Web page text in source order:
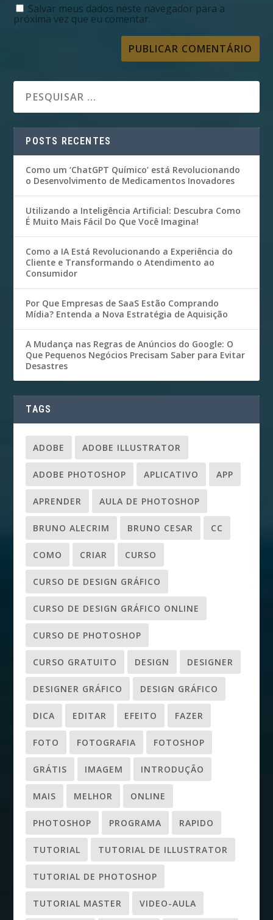
Salvar meus dados neste navegador para a
próxima vez que eu comentar.
POSTS RECENTES
Como um ‘ChatGPT Químico’ está Revolucionando
o Desenvolvimento de Medicamentos Inovadores
Utilizando a Inteligência Artificial: Descubra Como
É Muito Mais Fácil Do Que Você Imagina!
Como a IA Está Revolucionando a Experiência do
Cliente e Transformando o Atendimento ao
Consumidor
Por Que Empresas de SaaS Estão Comprando
Mídia? Entenda a Nova Estratégia de Aquisição
A Mudança nas Regras de Anúncios do Google: O
Que Pequenos Negócios Precisam Saber para Evitar
Desastres
TAGS
ADOBE ADOBE ILLUSTRATOR
ADOBE PHOTOSHOP APLICATIVO APP
APRENDER AULA DE PHOTOSHOP
BRUNO ALECRIM BRUNO CESAR CC
COMO CRIAR CURSO
CURSO DE DESIGN GRÁFICO
CURSO DE DESIGN GRÁFICO ONLINE
CURSO DE PHOTOSHOP
CURSO GRATUITO DESIGN DESIGNER
DESIGNER GRÁFICO DESIGN GRÁFICO
DICA EDITAR EFEITO FAZER
FOTO FOTOGRAFIA FOTOSHOP
GRÁTIS IMAGEM INTRODUÇÃO
MAIS MELHOR ONLINE
PHOTOSHOP PROGRAMA RAPIDO
TUTORIAL TUTORIAL DE ILLUSTRATOR
TUTORIAL DE PHOTOSHOP
TUTORIAL MASTER VIDEO-AULA